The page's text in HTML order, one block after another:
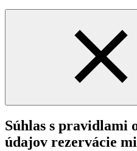
Súhlas s pravidlami
údajov rezervácie